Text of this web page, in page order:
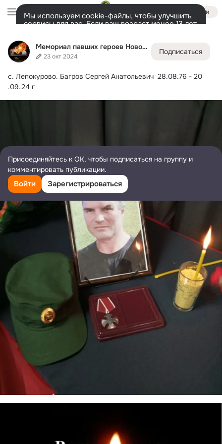
Мемориал павших героев Новосибирска и НСО
23 окт 2024
Подписаться
с. Лепокурово. Багров Сергей Анатольевич  28.08.76 - 20
.09.24 г
Войти
Мы используем cookie-файлы, чтобы улучшить
сервисы для вас. Если ваш возраст менее 13 лет,
представитель.
Разрешить все Настроить
Лента Участники 33K 6.7K Ещё
Дополнительная
колонка
Всё4 518
Присоединяйтесь к ОК, чтобы подписаться на группу и
комментировать публикации.
Войти Зарегистрироваться